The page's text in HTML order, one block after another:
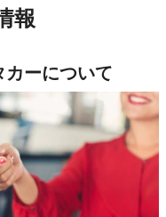
報
ーについて